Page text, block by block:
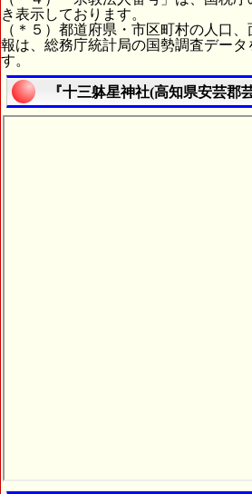
き表示しております。
（＊５）都道府県・市区町村の人口
報は、総務庁統計局の国勢調査データ
す。
『十三躰星神社(高知県安芸